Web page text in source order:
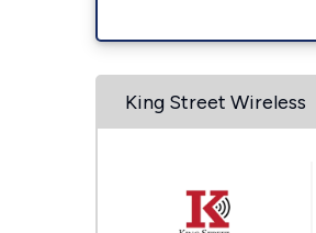
King Street Wireless